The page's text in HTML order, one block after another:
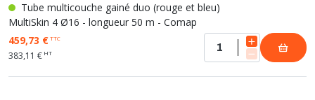
Tube multicouche gainé duo (rouge et bleu)
MultiSkin 4 Ø16 - longueur 50 m - Comap
459,73 €TTC
383,11 € HT